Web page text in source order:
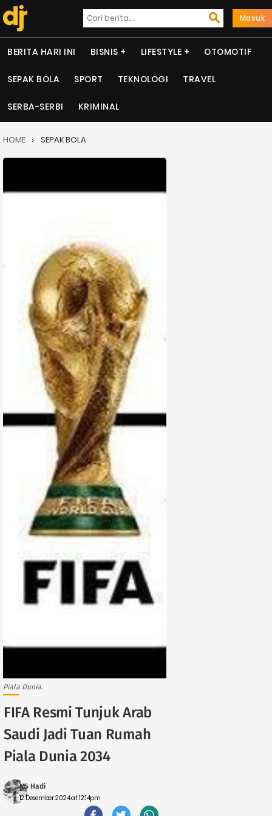
Masuk
BERITA HARI INI BISNIS LIFESTYLE OTOMOTIF
SEPAK BOLA SPORT TEKNOLOGI TRAVEL
SERBA-SERBI KRIMINAL
HOME SEPAK BOLA
Piala Dunia.
FIFA Resmi Tunjuk Arab
Saudi Jadi Tuan Rumah
Piala Dunia 2034
MS Hadi
12 Desember 2024 at 12:14pm